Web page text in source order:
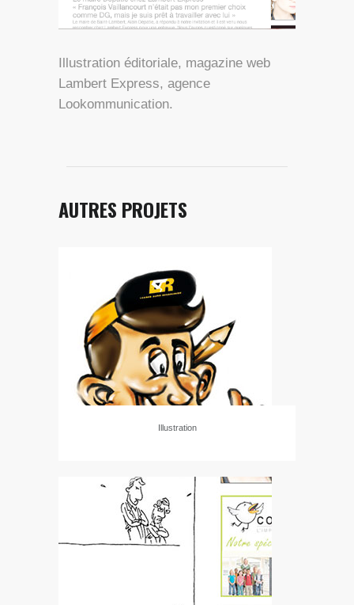
Illustration éditoriale, magazine web
Lambert Express, agence
Lookommunication.
AUTRES PROJETS
Illustration